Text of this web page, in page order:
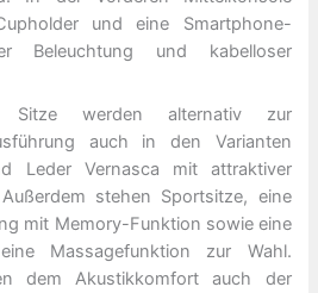
und eine Smartphone-
Beleuchtung und kabelloser
Sitze werden alternativ zur
auch in den Varianten
Leder Vernasca mit attraktiver
stehen Sportsitze, eine
mit Memory-Funktion sowie eine
Massagefunktion zur Wahl.
dem Akustikkomfort auch der